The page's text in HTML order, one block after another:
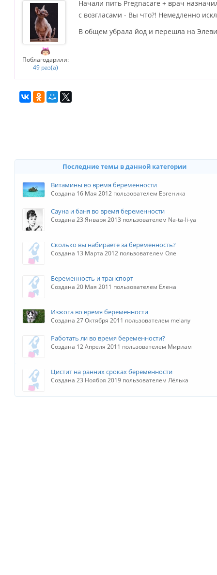
Поблагодарили:
49 раз(а)
Начали пить Pregnacare + врач
с возгласами - Вы что?! Немедленно
В общем убрала йод и перешла на
Последние темы в данной категории
Витамины во время беременности
Создана 16 Мая 2012 пользователем Евгеника
Сауна и баня во время беременности
Создана 23 Января 2013 пользователем Na-ta-li-ya
Сколько вы набираете за беременность?
Создана 13 Марта 2012 пользователем Оле
Беременность и транспорт
Создана 20 Мая 2011 пользователем Елена
Изжога во время беременности
Создана 27 Октября 2011 пользователем melany
Работать ли во время беременности?
Создана 12 Апреля 2011 пользователем Мириам
Цистит на ранних сроках беременности
Создана 23 Ноября 2019 пользователем Лёлька